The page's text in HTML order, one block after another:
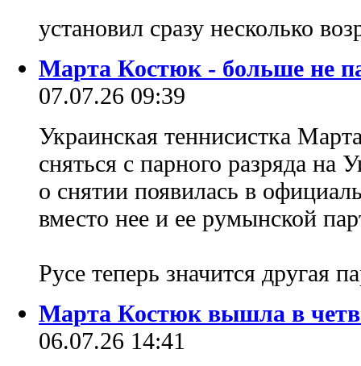
установил сразу несколько
Марта Костюк - больше не
07.07.26 09:39
Украинская теннисистка
сняться с парного разряда
о снятии появилась в
вместо нее и ее румынской
Русе теперь значится другая
Марта Костюк вышла в
06.07.26 14:41